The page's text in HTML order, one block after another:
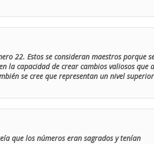
22. Estos se consideran maestros porque
la capacidad de crear cambios valiosos que
se cree que representan un nivel
que los números eran sagrados y tenían